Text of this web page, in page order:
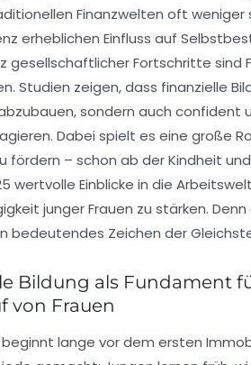
Finanzwelten oft weniger
erheblichen Einfluss auf
gesellschaftlicher Fortschritte
Studien zeigen, dass finanzielle
sondern auch
Dabei spielt es eine große
fördern – schon ab der Kindheit
wertvolle Einblicke in die
junger Frauen zu stärken.
bedeutendes Zeichen der
Bildung als Fundament
von Frauen
beginnt lange vor dem ersten